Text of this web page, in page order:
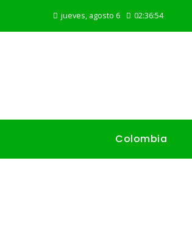
jueves, agosto 6 02:36:55
Colombia